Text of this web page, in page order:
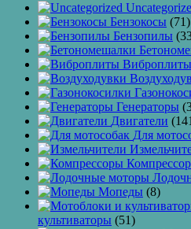
Бензокосы (71)
Бензопилы
Виброплиты
Генераторы
Двигатели
Для
Мопеды (8)
культиваторы (51)